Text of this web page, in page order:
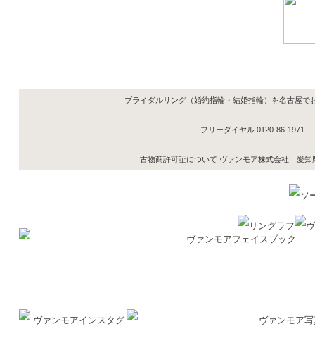
ブライダルリング（婚約指輪・結婚指輪）を名古屋
フリーダイヤル 0120-86-1971
古物商許可証について ヴァンモア株式会社 愛